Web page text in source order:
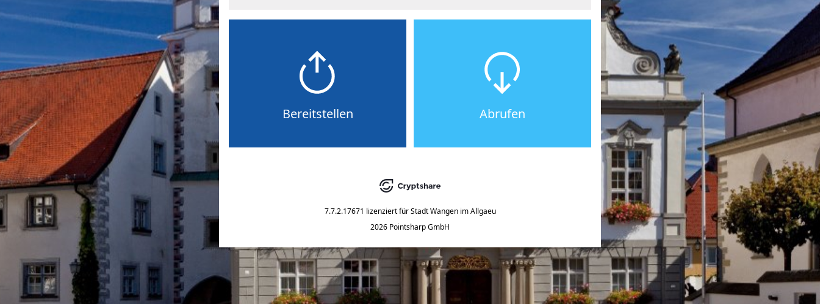
Bereitstellen Abrufen
7.7.2.17671 lizenziert für Stadt Wangen im Allgaeu
2026 Pointsharp GmbH